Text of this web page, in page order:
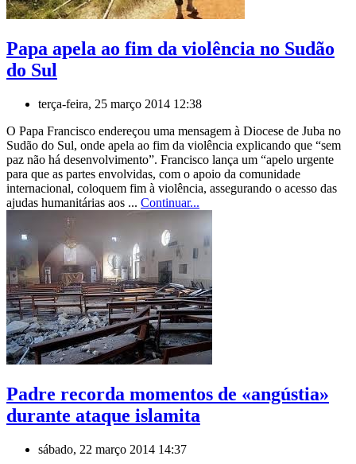
Papa apela ao fim da violência no Sudão
do Sul
terça-feira, 25 março 2014 12:38
O Papa Francisco endereçou uma mensagem à Diocese de Juba no
Sudão do Sul, onde apela ao fim da violência explicando que “sem
paz não há desenvolvimento”. Francisco lança um “apelo urgente
para que as partes envolvidas, com o apoio da comunidade
internacional, coloquem fim à violência, assegurando o acesso das
ajudas humanitárias aos ... Continuar...
Padre recorda momentos de «angústia»
durante ataque islamita
sábado, 22 março 2014 14:37